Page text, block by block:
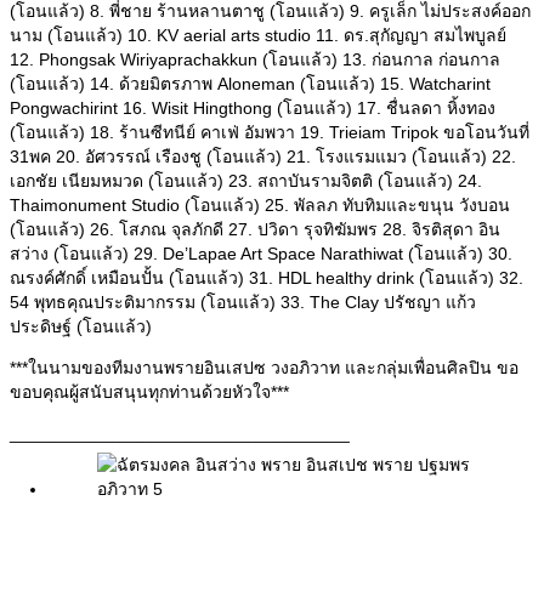
(โอนแล้ว) 8. พี่ชาย ร้านหลานตาชู (โอนแล้ว) 9. ครูเล็ก ไม่ประสงค์ออก
นาม (โอนแล้ว) 10. KV aerial arts studio 11. ดร.สุกัญญา สมไพบูลย์
12. Phongsak Wiriyaprachakkun (โอนแล้ว) 13. ก่อนกาล ก่อนกาล
(โอนแล้ว) 14. ด้วยมิตรภาพ Aloneman (โอนแล้ว) 15. Watcharint
Pongwachirint 16. Wisit Hingthong (โอนแล้ว) 17. ชื่นลดา หิ้งทอง
(โอนแล้ว) 18. ร้านซีทนีย์ คาเฟ่ อัมพวา 19. Trieiam Tripok ขอโอนวันที่
31พค 20. อัศวรรณ์ เรืองชู (โอนแล้ว) 21. โรงแรมแมว (โอนแล้ว) 22.
เอกชัย เนียมหมวด (โอนแล้ว) 23. สถาบันรามจิตติ (โอนแล้ว) 24.
Thaimonument Studio (โอนแล้ว) 25. พัลลภ ทับทิมและขนุน วังบอน
(โอนแล้ว) 26. โสภณ​ จุล​ภักดี 27. ปวิดา รุจทิฆัมพร 28. จิรติสุดา อิน
สว่าง (โอนแล้ว) 29. De’Lapae Art Space Narathiwat (โอนแล้ว) 30.
ณรงค์ศักดิ์ เหมือนปั้น (โอนแล้ว) 31. HDL healthy drink (โอนแล้ว) 32.
54 พุทธคุณประติมากรรม (โอนแล้ว) 33. The Clay ปรัชญา แก้ว
ประดิษฐ์ (โอนแล้ว)
***ในนามของทีมงานพรายอินเสปซ วงอภิวาท และกลุ่มเพื่อนศิลปิน ขอ
ขอบคุณผู้สนับสนุนทุกท่านด้วยหัวใจ***